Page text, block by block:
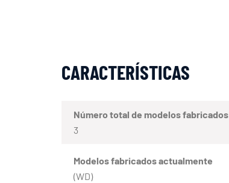
CARACTERÍSTICAS
Número total de modelos fabricados
3
Modelos fabricados actualmente
(WD)